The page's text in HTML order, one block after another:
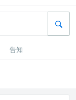
告知